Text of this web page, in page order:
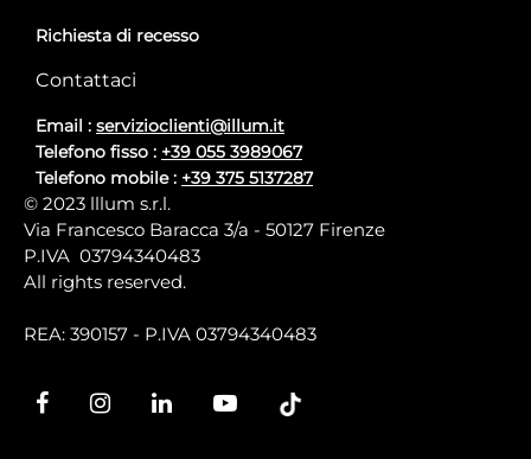
Richiesta di recesso
Contattaci
Email : servizioclienti@illum.it
Telefono fisso : +39 055 3989067
Telefono mobile : +39 375 5137287
© 2023 lllum s.r.l.
Via Francesco Baracca 3/a - 50127 Firenze
P.IVA 03794340483
All rights reserved.
REA: 390157 - P.IVA 03794340483